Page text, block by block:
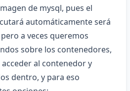
de mysql, pues el
automáticamente será
a veces queremos
sobre los contenedores,
al contenedor y
dentro, y para eso